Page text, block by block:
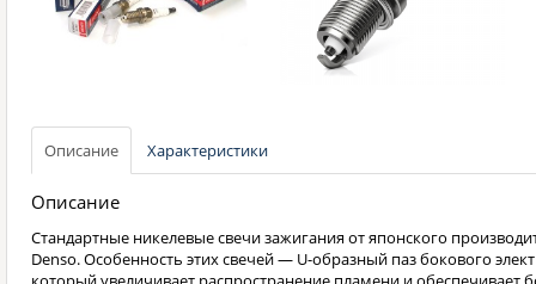
Описание Характеристики
Описание
Стандартные никелевые свечи зажигания от японского
Denso. Особенность этих свечей — U-образный паз бокового